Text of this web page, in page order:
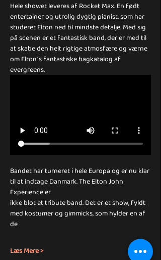
Hele showet leveres af Rocket Max. En født
entertainer og utrolig dygtig pianist, som har
studeret Elton ned til mindste detalje. Med sig
på scenen er et fantastisk band, der er med til
at skabe den helt rigtige atmosfære og værne
om Elton´s fantastiske bagkatalog af
evergreens.
Bandet har turneret i hele Europa og er nu klar
til at indtage Danmark. The Elton John
Experience er
ikke blot et tribute band. Det er et show, fyldt
med kostumer og gimmicks, som hylder en af
de
Læs Mere >